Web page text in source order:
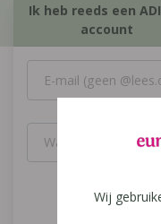
Ik heb reeds een
account
Wij